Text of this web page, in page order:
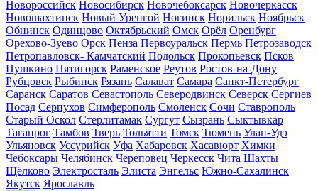
Новороссийск Новосибирск Новочебоксарск Новочеркасск
Новошахтинск Новый Уренгой Ногинск Норильск Ноябрьск
Обнинск Одинцово Октябрьский Омск Орёл Оренбург
Орехово-Зуево Орск Пенза Первоуральск Пермь Петрозаводск
Петропавловск- Камчатский Подольск Прокопьевск Псков
Пушкино Пятигорск Раменское Реутов Ростов-на-Дону
Рубцовск Рыбинск Рязань Салават Самара Санкт-Петербург
Саранск Саратов Севастополь Северодвинск Северск Сергиев
Посад Серпухов Симферополь Смоленск Сочи Ставрополь
Старый Оскол Стерлитамак Сургут Сызрань Сыктывкар
Таганрог Тамбов Тверь Тольятти Томск Тюмень Улан-Удэ
Ульяновск Уссурийск Уфа Хабаровск Хасавюрт Химки
Чебоксары Челябинск Череповец Черкесск Чита Шахты
Щёлково Электросталь Элиста Энгельс Южно-Сахалинск
Якутск Ярославль